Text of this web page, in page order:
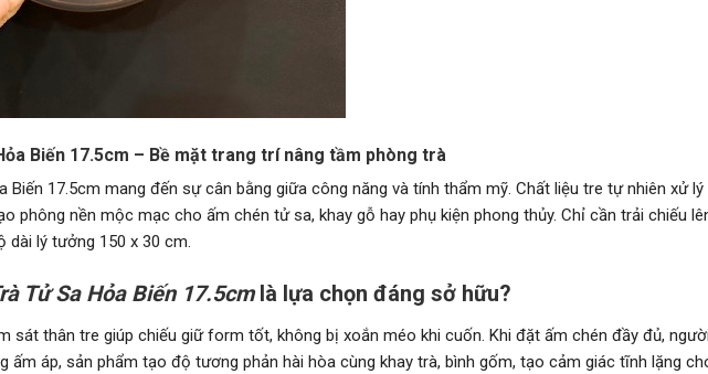
Biến 17.5cm – Bề mặt trang trí nâng tầm phòng trà
Biến 17.5cm mang đến sự cân bằng giữa công năng và tính thẩm mỹ. Chất liệu tre tự nhiên xử
phông nền mộc mạc cho ấm chén tử sa, khay gỗ hay phụ kiện phong thủy. Chỉ cần trải chiếu
dài lý tưởng 150 x 30 cm.
Tử Sa Hỏa Biến 17.5cmlà lựa chọn đáng sở hữu?
sát thân tre giúp chiếu giữ form tốt, không bị xoắn méo khi cuốn. Khi đặt ấm chén đầy đủ,
ấm áp, sản phẩm tạo độ tương phản hài hòa cùng khay trà, bình gốm, tạo cảm giác tĩnh lặng